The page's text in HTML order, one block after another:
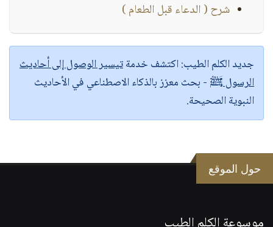
شرح ( الدعاء قبل الطعام )
جديد الكلم الطيب:اكتشف خدمةتيسير الوصول إلى أحاديث
الرسول ﷺ - بحث معزز بالذكاء الاصطناعي في الأحاديث
النبوية الصحيحة.
حول الموقع